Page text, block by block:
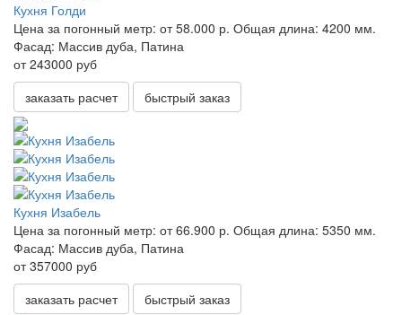
Кухня Голди
Цена за погонный метр: от 58.000 р. Общая длина: 4200 мм.
Фасад: Массив дуба, Патина
от 243000 руб
заказать расчет
быстрый заказ
Кухня Изабель
Цена за погонный метр: от 66.900 р. Общая длина: 5350 мм.
Фасад: Массив дуба, Патина
от 357000 руб
заказать расчет
быстрый заказ